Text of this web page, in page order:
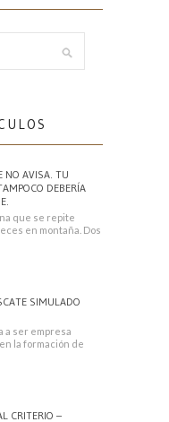
NO AVISA. TU
DEBERÍA
que se repite
en montaña. Dos
SIMULADO
a ser empresa
la formación de
CRITERIO –